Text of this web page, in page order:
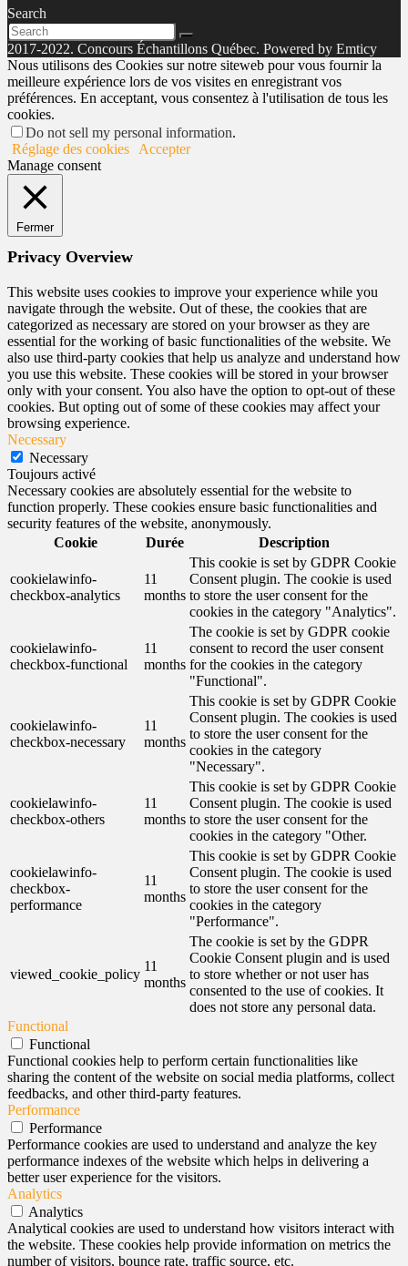
Search
2017-2022. Concours Échantillons Québec. Powered by Emticy
Nous utilisons des Cookies sur notre siteweb pour vous fournir la
meilleure expérience lors de vos visites en enregistrant vos
préférences. En acceptant, vous consentez à l'utilisation de tous les
cookies.
Do not sell my personal information.
Réglage des cookies
Accepter
Manage consent
Fermer
Privacy Overview
This website uses cookies to improve your experience while you
navigate through the website. Out of these, the cookies that are
categorized as necessary are stored on your browser as they are
essential for the working of basic functionalities of the website. We
also use third-party cookies that help us analyze and understand how
you use this website. These cookies will be stored in your browser
only with your consent. You also have the option to opt-out of these
cookies. But opting out of some of these cookies may affect your
browsing experience.
Necessary
Necessary
Toujours activé
Necessary cookies are absolutely essential for the website to
function properly. These cookies ensure basic functionalities and
security features of the website, anonymously.
Cookie
Durée Description
cookielawinfo-
checkbox-analytics
11
months
This cookie is set by GDPR Cookie
Consent plugin. The cookie is used
to store the user consent for the
cookies in the category "Analytics".
cookielawinfo-
checkbox-functional
11
months
The cookie is set by GDPR cookie
consent to record the user consent
for the cookies in the category
"Functional".
cookielawinfo-
checkbox-necessary
11
months
This cookie is set by GDPR Cookie
Consent plugin. The cookies is used
to store the user consent for the
cookies in the category
"Necessary".
cookielawinfo-
checkbox-others
11
months
This cookie is set by GDPR Cookie
Consent plugin. The cookie is used
to store the user consent for the
cookies in the category "Other.
cookielawinfo-
checkbox-
performance
11
months
This cookie is set by GDPR Cookie
Consent plugin. The cookie is used
to store the user consent for the
cookies in the category
"Performance".
viewed_cookie_policy
11
months
The cookie is set by the GDPR
Cookie Consent plugin and is used
to store whether or not user has
consented to the use of cookies. It
does not store any personal data.
Functional
Functional
Functional cookies help to perform certain functionalities like
sharing the content of the website on social media platforms, collect
feedbacks, and other third-party features.
Performance
Performance
Performance cookies are used to understand and analyze the key
performance indexes of the website which helps in delivering a
better user experience for the visitors.
Analytics
Analytics
Analytical cookies are used to understand how visitors interact with
the website. These cookies help provide information on metrics the
number of visitors, bounce rate, traffic source, etc.